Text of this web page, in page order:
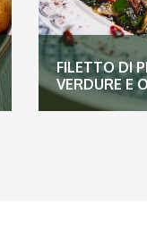
FILETTO DI
VERDURE E